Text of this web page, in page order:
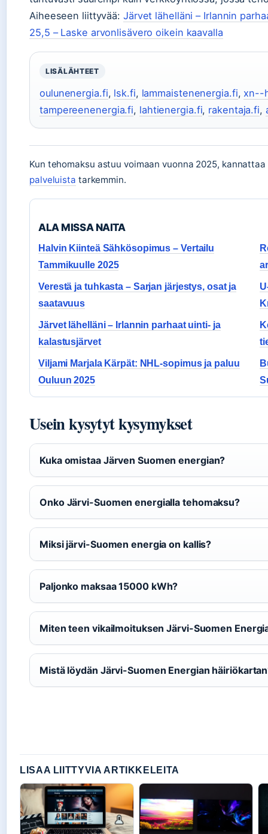
Aiheeseen liittyvää: Järvet lähelläni – Irlannin
25,5 – Laske arvonlisävero oikein kaavalla
LISÄLÄHTEET
oulunenergia.fi, lsk.fi, lammaistenenergia.fi, xn--
tampereenenergia.fi, lahtienergia.fi, rakentaja.fi,
Kun tehomaksu astuu voimaan vuonna 2025,
palveluista tarkemmin.
ALA MISSA NAITA
Halvin Kiinteä Sähkösopimus – Vertailu
Tammikuulle 2025
Verestä ja tuhkasta – Sarjan järjestys, osat ja
saatavuus
Järvet lähelläni – Irlannin parhaat uinti- ja
kalastusjärvet
Viljami Marjala Kärpät: NHL-sopimus ja paluu
Ouluun 2025
Usein kysytyt kysymykset
Kuka omistaa Järven Suomen energian?
Onko Järvi-Suomen energialla tehomaksu?
Miksi järvi-Suomen energia on kallis?
Paljonko maksaa 15000 kWh?
Miten teen vikailmoituksen Järvi-Suomen
Mistä löydän Järvi-Suomen Energian
LISAA LIITTYVIA ARTIKKELEITA